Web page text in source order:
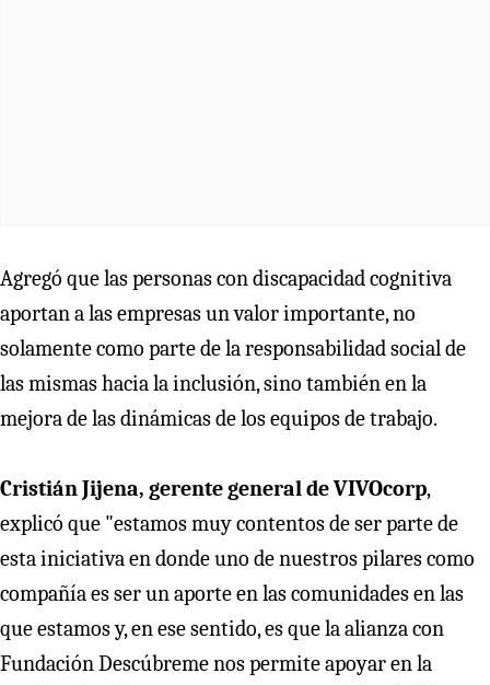
Agregó que las personas con discapacidad cognitiva
aportan a las empresas un valor importante, no
solamente como parte de la responsabilidad social de
las mismas hacia la inclusión, sino también en la
mejora de las dinámicas de los equipos de trabajo.
Cristián Jijena, gerente general de VIVOcorp,
explicó que "estamos muy contentos de ser parte de
esta iniciativa en donde uno de nuestros pilares como
compañía es ser un aporte en las comunidades en las
que estamos y, en ese sentido, es que la alianza con
Fundación Descúbreme nos permite apoyar en la